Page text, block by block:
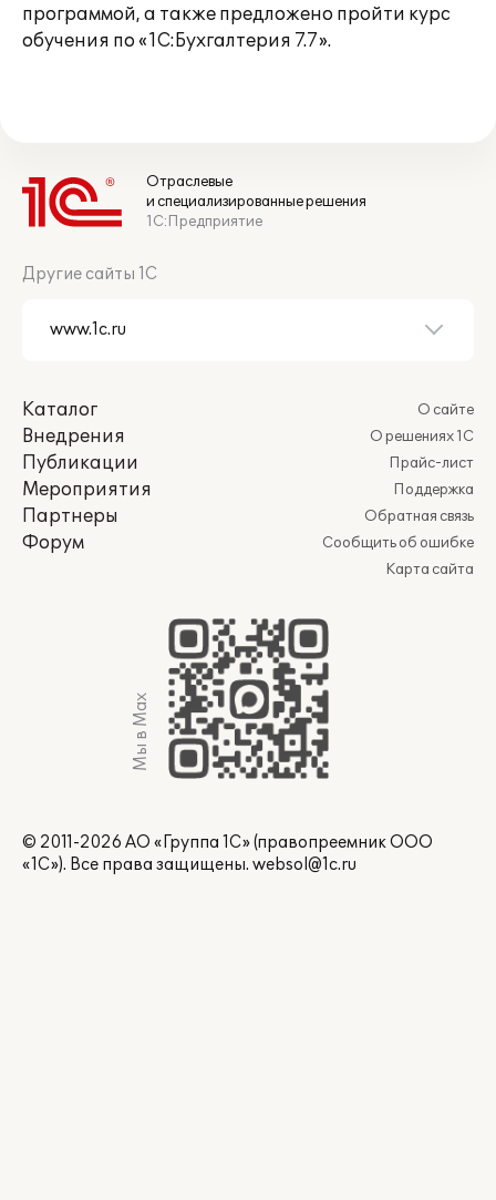
программой, а также предложено пройти курс
обучения по «1С:Бухгалтерия 7.7».
Отраслевые
и специализированные решения
1С:Предприятие
Другие сайты 1С
Каталог
Внедрения
Публикации
Мероприятия
Партнеры
Форум
О сайте
О решениях 1С
Прайс-лист
Поддержка
Обратная связь
Сообщить об ошибке
Карта сайта
Мы в Max
© 2011-2026 АО «Группа 1С» (правопреемник ООО
«1С»). Все права защищены. websol@1c.ru